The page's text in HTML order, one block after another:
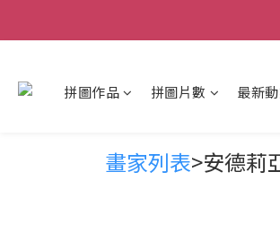
拼圖作品 拼圖片數 最新
畫家列表>安德莉